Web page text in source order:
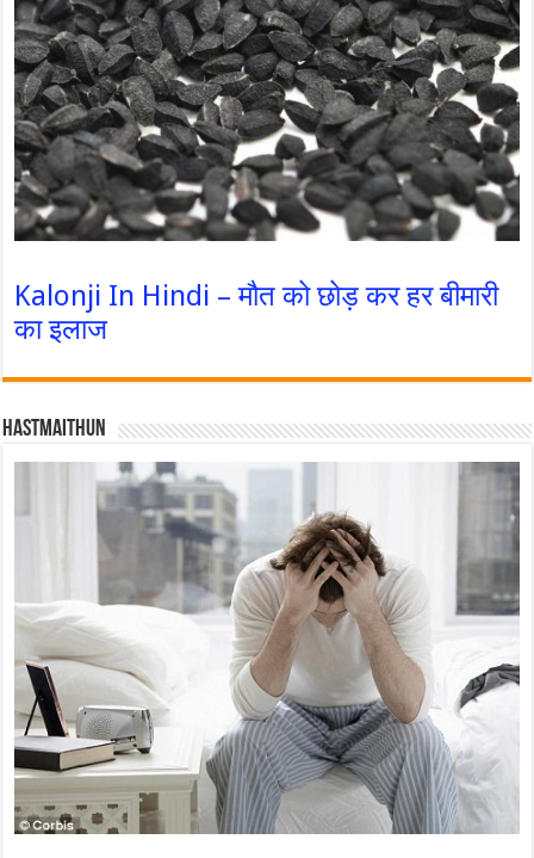
Kalonji In Hindi – मौत को छोड़ कर हर बीमारी
का इलाज
Hastmaithun